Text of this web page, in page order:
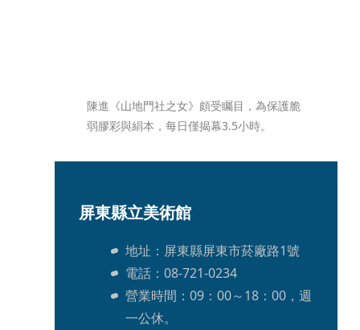
陳進《山地門社之女》頗受矚目，為保護脆
弱膠彩與絹本，每日僅揭幕3.5小時。
屏東縣立美術館
地址：屏東縣屏東市菸廠路1號
電話：08-721-0234
營業時間：09：00～18：00，週
一公休。